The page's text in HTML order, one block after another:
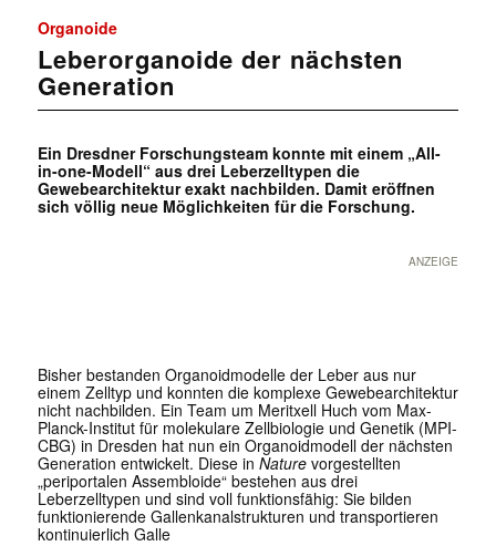
Organoide
Leberorganoide der nächsten
Generation
Ein Dresdner Forschungsteam konnte mit einem „All-
in-one-Modell“ aus drei Leberzelltypen die
Gewebearchitektur exakt nachbilden. Damit eröffnen
sich völlig neue Möglichkeiten für die Forschung.
ANZEIGE
Bisher bestanden Organoidmodelle der Leber aus nur
einem Zelltyp und konnten die komplexe Gewebearchitektur
nicht nachbilden. Ein Team um Meritxell Huch vom Max-
Planck-Institut für molekulare Zellbiologie und Genetik (MPI-
CBG) in Dresden hat nun ein Organoidmodell der nächsten
Generation entwickelt. Diese in Nature vorgestellten
„periportalen Assembloide“ bestehen aus drei
Leberzelltypen und sind voll funktionsfähig: Sie bilden
funktionierende Gallenkanalstrukturen und transportieren
kontinuierlich Galle